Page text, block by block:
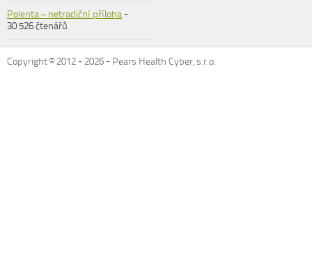
Polenta – netradiční příloha-
30 526 čtenářů
Copyright © 2012 -2026 - Pears Health Cyber, s.r.o.